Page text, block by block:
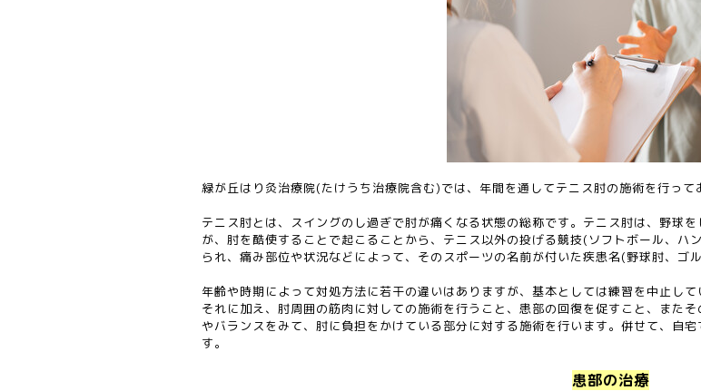
緑が丘はり灸治療院(たけうち治療院含む)では、年間を通してテニス肘の施術を行って
テニス肘とは、スイングのし過ぎで肘が痛くなる状態の総称です。テニス肘は、野球
が、肘を酷使することで起こることから、テニス以外の投げる競技(ソフトボール、
られ、痛み部位や状況などによって、そのスポーツの名前が付いた疾患名(野球肘、ゴ
年齢や時期によって対処方法に若干の違いはありますが、基本としては練習を中止し
それに加え、肘周囲の筋肉に対しての施術を行うこと、患部の回復を促すこと、また
やバランスをみて、肘に負担をかけている部分に対する施術を行います。併せて、自
す。
患部の治療